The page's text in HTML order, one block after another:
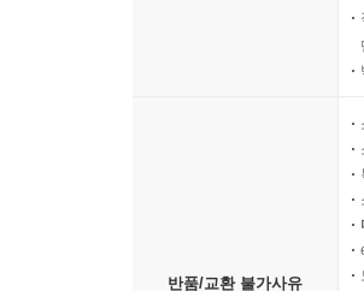
반품/교환 불가사유